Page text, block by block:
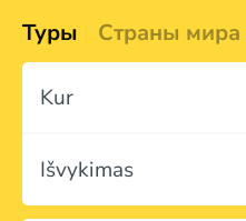
Туры Страны мира
Kur
Išvykimas